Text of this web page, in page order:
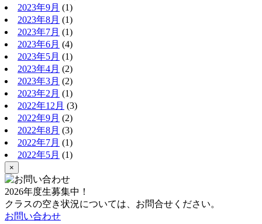
2023年9月 (1)
2023年8月 (1)
2023年7月 (1)
2023年6月 (4)
2023年5月 (1)
2023年4月 (2)
2023年3月 (2)
2023年2月 (1)
2022年12月 (3)
2022年9月 (2)
2022年8月 (3)
2022年7月 (1)
2022年5月 (1)
×
2026年度生募集中！
クラスの空き状況については、お問合せください。
お問い合わせ